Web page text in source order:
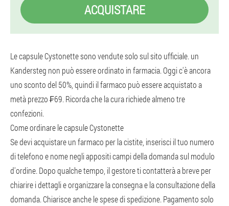
ACQUISTARE
Le capsule Cystonette sono vendute solo sul sito ufficiale. un
Kandersteg non può essere ordinato in farmacia. Oggi c'è ancora
uno sconto del 50%, quindi il farmaco può essere acquistato a
metà prezzo ₣69. Ricorda che la cura richiede almeno tre
confezioni.
Come ordinare le capsule Cystonette
Se devi acquistare un farmaco per la cistite, inserisci il tuo numero
di telefono e nome negli appositi campi della domanda sul modulo
d'ordine. Dopo qualche tempo, il gestore ti contatterà a breve per
chiarire i dettagli e organizzare la consegna e la consultazione della
domanda. Chiarisce anche le spese di spedizione. Pagamento solo